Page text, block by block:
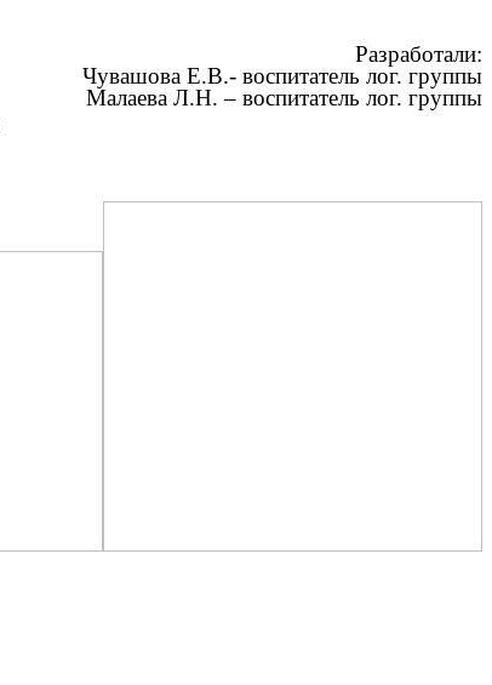
Разработали:
Чувашова Е.В.- воспитатель лог. группы
Малаева Л.Н. – воспитатель лог. группы